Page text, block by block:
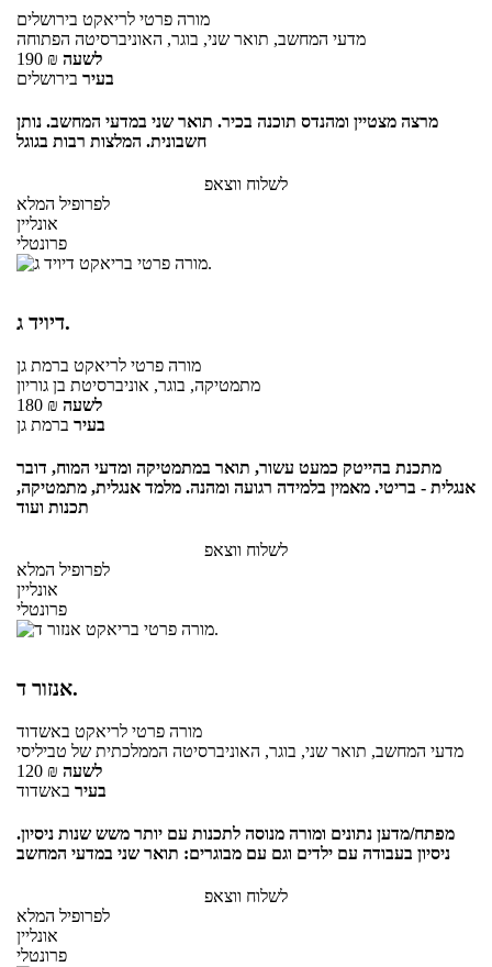
מורה פרטי לריאקט בירושלים
מדעי המחשב, תואר שני, בוגר, האוניברסיטה הפתוחה
190 ₪ לשעה
בעיר בירושלים
מרצה מצטיין ומהנדס תוכנה בכיר. תואר שני במדעי המחשב. נותן
חשבונית. המלצות רבות בגוגל
לשלוח ווצאפ
לפרופיל המלא
אונליין
פרונטלי
דיויד ג.
מורה פרטי לריאקט ברמת גן
מתמטיקה, בוגר, אוניברסיטת בן גוריון
180 ₪ לשעה
בעיר ברמת גן
מתכנת בהייטק כמעט עשור, תואר במתמטיקה ומדעי המוח, דובר
אנגלית - בריטי. מאמין בלמידה רגועה ומהנה. מלמד אנגלית, מתמטיקה,
תכנות ועוד
לשלוח ווצאפ
לפרופיל המלא
אונליין
פרונטלי
אנזור ד.
מורה פרטי לריאקט באשדוד
מדעי המחשב, תואר שני, בוגר, האוניברסיטה הממלכתית של טביליסי
120 ₪ לשעה
בעיר באשדוד
מפתח/מדען נתונים ומורה מנוסה לתכנות עם יותר משש שנות ניסיון.
ניסיון בעבודה עם ילדים וגם עם מבוגרים: תואר שני במדעי המחשב
לשלוח ווצאפ
לפרופיל המלא
אונליין
פרונטלי